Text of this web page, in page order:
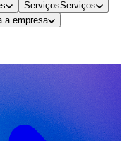
ServiçosServiços
a empresa